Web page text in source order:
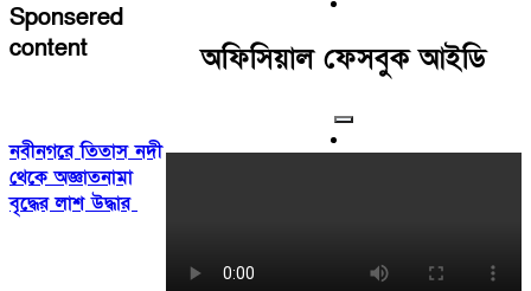
Sponsered
content
নবীনগরে তিতাস নদী
থেকে অজ্ঞাতনামা
বৃদ্ধের লাশ উদ্ধার
অফিসিয়াল ফেসবুক আইডি